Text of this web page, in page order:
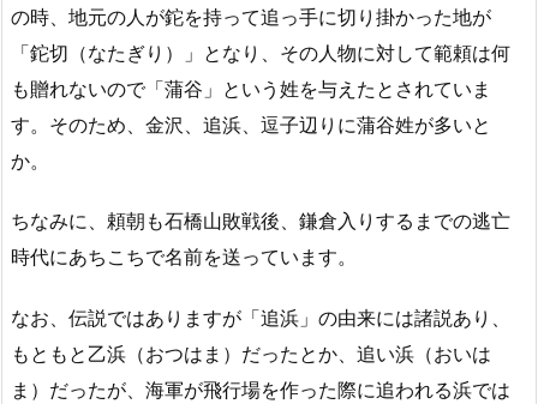
の時、地元の人が鉈を持って追っ手に切り掛かった地が
「鉈切（なたぎり）」となり、その人物に対して範頼は何
も贈れないので「蒲谷」という姓を与えたとされていま
す。そのため、金沢、追浜、逗子辺りに蒲谷姓が多いと
か。
ちなみに、頼朝も石橋山敗戦後、鎌倉入りするまでの逃亡
時代にあちこちで名前を送っています。
なお、伝説ではありますが「追浜」の由来には諸説あり、
もともと乙浜（おつはま）だったとか、追い浜（おいは
ま）だったが、海軍が飛行場を作った際に追われる浜では